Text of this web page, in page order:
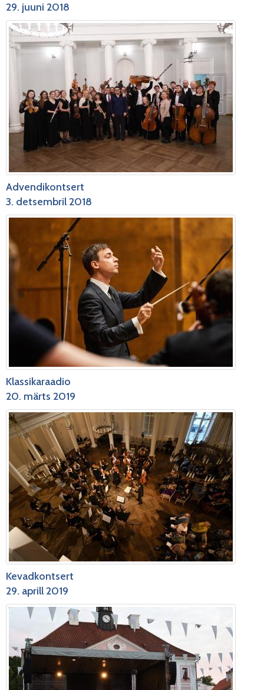
29. juuni 2018
Advendikontsert
3. detsembril 2018
Klassikaraadio
20. märts 2019
Kevadkontsert
29. aprill 2019